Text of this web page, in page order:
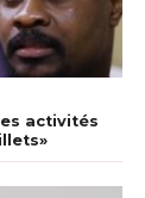
activités